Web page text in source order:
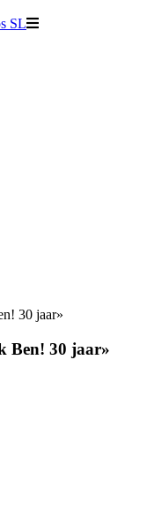
30 jaar»
Ben! 30 jaar»